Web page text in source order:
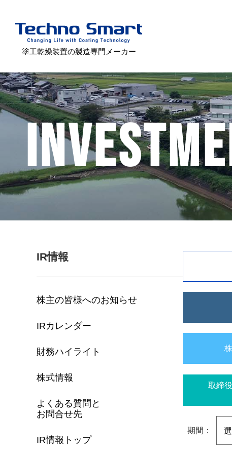
塗工乾燥装置の製造専門メーカー
IR情報
株主の皆様へのお知らせ
IRカレンダー
財務ハイライト
株式情報
よくある質問と
お問合せ先
IR情報トップ
取締
期間：